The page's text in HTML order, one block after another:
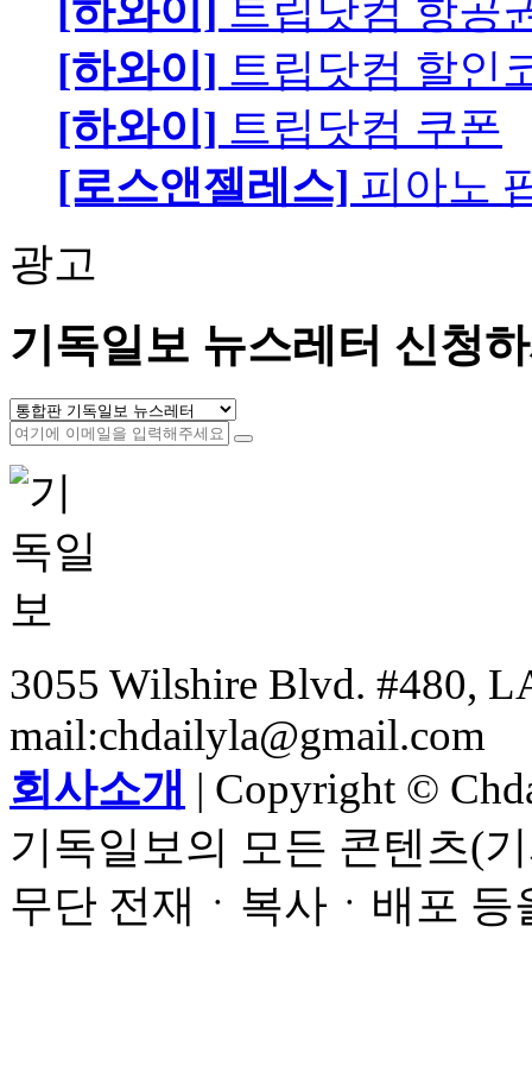
[하와이] 트립닷컴 항공
[하와이] 트립닷컴 할인
[하와이] 트립닷컴 쿠폰
[로스앤젤레스] 피아노
광고
기독일보 뉴스레터 신청
3055 Wilshire Blvd. #480,
mail:chdailyla@gmail.com
회사소개 | Copyright ©
기독일보의 모든 콘텐츠(
무단 전재ㆍ복사ㆍ배포 등